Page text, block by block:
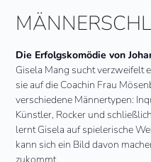
Die Erfolgskomödie von
Gisela Mang sucht verzweifelt
sie auf die Coachin Frau
verschiedene Männertypen:
Künstler, Rocker und
lernt Gisela auf spielerische
kann sich ein Bild davon
zukommt.